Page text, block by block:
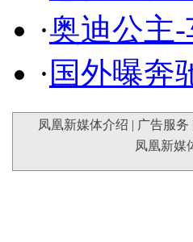
·奥迪公主
· 国外曝奔
凤凰新媒体介绍 | 广告服务
凤凰新媒